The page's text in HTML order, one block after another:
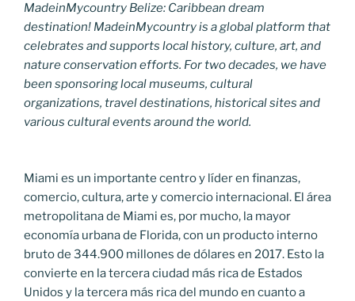
MadeinMycountry Belize: Caribbean dream
destination! MadeinMycountry is a global platform that
celebrates and supports local history, culture, art, and
nature conservation efforts. For two decades, we have
been sponsoring local museums, cultural
organizations, travel destinations, historical sites and
various cultural events around the world.
Miami es un importante centro y líder en finanzas,
comercio, cultura, arte y comercio internacional. El área
metropolitana de Miami es, por mucho, la mayor
economía urbana de Florida, con un producto interno
bruto de 344.900 millones de dólares en 2017. Esto la
convierte en la tercera ciudad más rica de Estados
Unidos y la tercera más rica del mundo en cuanto a